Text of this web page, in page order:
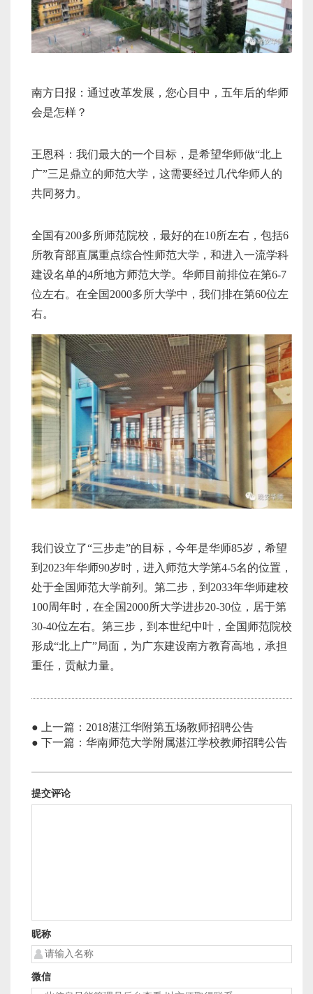
南方日报：通过改革发展，您心目中，五年后的华师
会是怎样？
王恩科：我们最大的一个目标，是希望华师做“北上
广”三足鼎立的师范大学，这需要经过几代华师人的
共同努力。
全国有200多所师范院校，最好的在10所左右，包括6
所教育部直属重点综合性师范大学，和进入一流学科
建设名单的4所地方师范大学。华师目前排位在第6-7
位左右。在全国2000多所大学中，我们排在第60位左
右。
我们设立了“三步走”的目标，今年是华师85岁，希望
到2023年华师90岁时，进入师范大学第4-5名的位置，
处于全国师范大学前列。第二步，到2033年华师建校
100周年时，在全国2000所大学进步20-30位，居于第
30-40位左右。第三步，到本世纪中叶，全国师范院校
形成“北上广”局面，为广东建设南方教育高地，承担
重任，贡献力量。
● 上一篇：2018湛江华附第五场教师招聘公告
● 下一篇：华南师范大学附属湛江学校教师招聘公告
提交评论
昵称
微信